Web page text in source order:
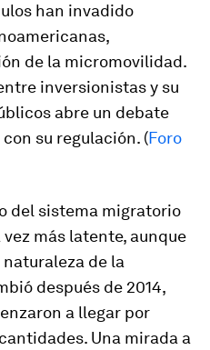
han invadido
de la micromovilidad.
inversionistas y su
abre un debate
su regulación. (Foro
del sistema migratorio
más latente, aunque
naturaleza de la
después de 2014,
a llegar por
Una mirada a